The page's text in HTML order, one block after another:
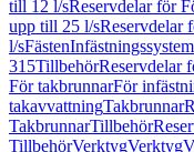
till 12 l/sReservdelar för
upp till 25 l/sReservdelar
l/sFästen
315TillbehörReservdelar
För takbrunnarFör
takavvattningTakbrunnar
TakbrunnarTillbehör
TillbehörVerktygVerktyg